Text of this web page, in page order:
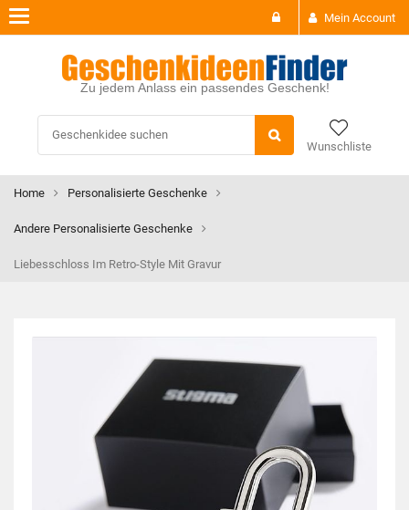
Mein Account
Zu jedem Anlass ein passendes Geschenk!
Wunschliste
Toggle
navigation
Home Personalisierte Geschenke
Andere Personalisierte Geschenke
Liebesschloss Im Retro-Style Mit Gravur